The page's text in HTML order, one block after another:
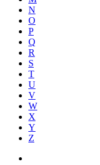
N
O
P
Q
R
S
T
U
V
W
X
Y
Z